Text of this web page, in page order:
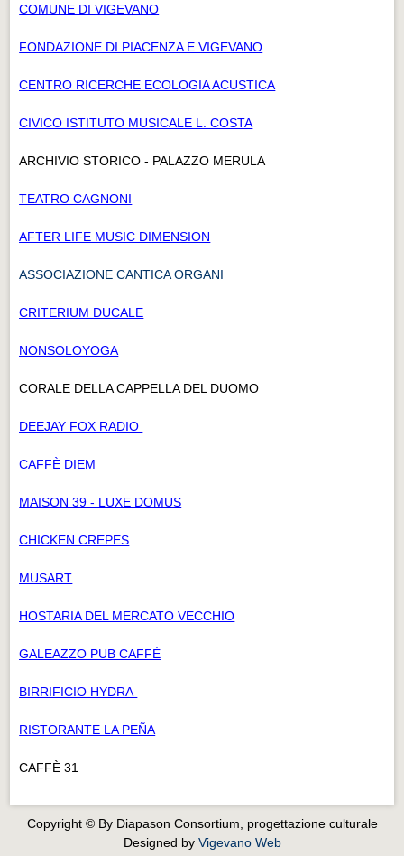
COMUNE DI VIGEVANO
FONDAZIONE DI PIACENZA E VIGEVANO
CENTRO RICERCHE ECOLOGIA ACUSTICA
CIVICO ISTITUTO MUSICALE L. COSTA
ARCHIVIO STORICO - PALAZZO MERULA
TEATRO CAGNONI
AFTER LIFE MUSIC DIMENSION
ASSOCIAZIONE CANTICA ORGANI
CRITERIUM DUCALE
NONSOLOYOGA
CORALE DELLA CAPPELLA DEL DUOMO
DEEJAY FOX RADIO
CAFFÈ DIEM
MAISON 39 - LUXE DOMUS
CHICKEN CREPES
MUSART
HOSTARIA DEL MERCATO VECCHIO
GALEAZZO PUB CAFFÈ
BIRRIFICIO HYDRA
RISTORANTE LA PEÑA
CAFFÈ 31
Copyright © By Diapason Consortium, progettazione culturale
Designed by Vigevano Web